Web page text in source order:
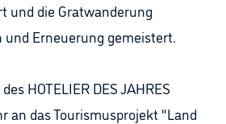
und die Gratwanderung
und Erneuerung gemeistert.
HOTELIER DES JAHRES
an das Tourismusprojekt "Land